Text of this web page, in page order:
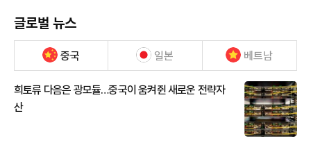
글로벌 뉴스
중국 일본 베트남
희토류 다음은 광모듈…중국이 움켜쥔 새로운 전략자
산